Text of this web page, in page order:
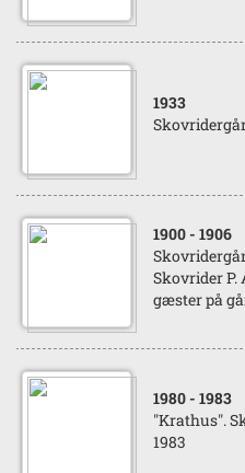
1933
1900 - 1906
Skovrider P.
gæster på
1980 - 1983
"Krathus".
1983